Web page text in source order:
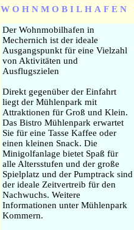
W O H N M O B I L H A F E
Der Wohnmobilhafen in
Mechernich ist der ideale
Ausgangspunkt für eine Vielzahl
von Aktivitäten und
Ausflugszielen
Direkt gegenüber der Einfahrt
liegt der Mühlenpark mit
Attraktionen für Groß und Klein.
Das Bistro Mühlenpark erwartet
Sie für eine Tasse Kaffee oder
einen kleinen Snack. Die
Minigolfanlage bietet Spaß für
alle Altersstufen und der große
Spielplatz und der Pumptrack sind
der ideale Zeitvertreib für den
Nachwuchs. Weitere
Informationen unter Mühlenpark
Kommern.